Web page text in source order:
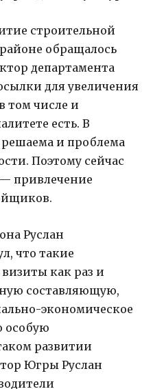
строительной
обращалось
департамента
для увеличения
том числе и
есть. В
и проблема
Поэтому сейчас
— привлечение
Руслан
что такие
как раз и
составляющую,
экономическое
особую
развитии
Югры Руслан